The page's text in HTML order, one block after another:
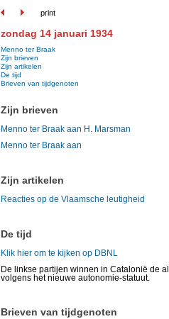
print
zondag 14 januari 1934
Menno ter Braak
Zijn brieven
Zijn artikelen
De tijd
Brieven van tijdgenoten
Zijn brieven
Menno ter Braak aan H. Marsman
Menno ter Braak aan
Zijn artikelen
Reacties op de Vlaamsche leutigheid
De tijd
Klik hier om te kijken op DBNL
De linkse partijen winnen in Catalonië de
volgens het nieuwe autonomie-statuut.
Brieven van tijdgenoten